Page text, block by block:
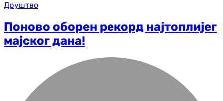
Друштво
Поново оборен рекорд најтоплијег
мајског дана!